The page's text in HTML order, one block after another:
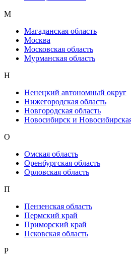
М
Магаданская область
Москва
Московская область
Мурманская область
Н
Ненецкий автономный округ
Нижегородская область
Новгородская область
Новосибирск и
О
Омская область
Оренбургская область
Орловская область
П
Пензенская область
Пермский край
Приморский край
Псковская область
Р